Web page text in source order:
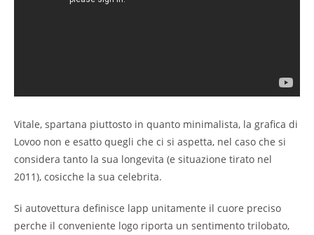
Vitale, spartana piuttosto in quanto minimalista, la grafica di
Lovoo non e esatto quegli che ci si aspetta, nel caso che si
considera tanto la sua longevita (e situazione tirato nel
2011), cosicche la sua celebrita.
Si autovettura definisce lapp unitamente il cuore preciso
perche il conveniente logo riporta un sentimento trilobato,